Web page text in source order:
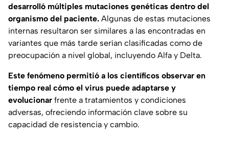
desarrolló múltiples mutaciones genéticas dentro del
organismo del paciente. Algunas de estas mutaciones
internas resultaron ser similares a las encontradas en
variantes que más tarde serían clasificadas como de
preocupación a nivel global, incluyendo Alfa y Delta.
Este fenómeno permitió a los científicos observar en
tiempo real cómo el virus puede adaptarse y
evolucionar frente a tratamientos y condiciones
adversas, ofreciendo información clave sobre su
capacidad de resistencia y cambio.